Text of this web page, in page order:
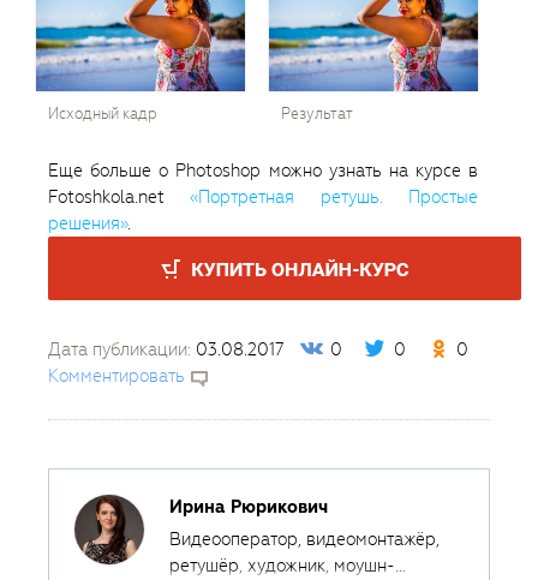
Исходный кадр Результат
Еще больше о Photoshop можно узнать на курсе в
Fotoshkola.net«Портретная ретушь. Простые
решения».
Дата публикации: 03.08.2017 0 0
0
Комментировать
Ирина Рюрикович
Видеооператор, видеомонтажёр,
ретушёр, художник, моушн-